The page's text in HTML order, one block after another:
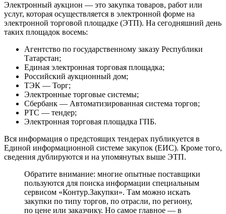
Электронный аукцион — это закупка товаров, работ или
услуг, которая осуществляется в электронной форме на
электронной торговой площадке (ЭТП). На сегодняшний день
таких площадок восемь:
Агентство по государственному заказу Республики
Татарстан;
Единая электронная торговая площадка;
Российский аукционный дом;
ТЭК — Торг;
Электронные торговые системы;
Сбербанк — Автоматизированная система торгов;
РТС — тендер;
Электронная торговая площадка ГПБ.
Вся информация о предстоящих тендерах публикуется в
Единой информационной системе закупок (ЕИС). Кроме того,
сведения дублируются и на упомянутых выше ЭТП.
Обратите внимание: многие опытные поставщики
пользуются для поиска информации специальным
сервисом «Контур.Закупки». Там можно искать
закупки по типу торгов, по отрасли, по региону,
по цене или заказчику. Но самое главное — в